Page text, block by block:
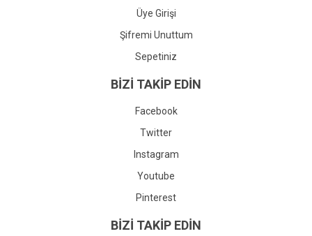
Üye Girişi
Şifremi Unuttum
Sepetiniz
BİZİ TAKİP EDİN
Facebook
Twitter
Instagram
Youtube
Pinterest
BİZİ TAKİP EDİN